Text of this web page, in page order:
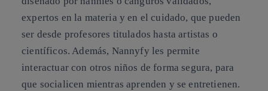
expertos en la materia y en el cuidado, que pueden
ser desde profesores titulados hasta artistas o
científicos. Además, Nannyfy les permite
interactuar con otros niños de forma segura, para
que socialicen mientras aprenden y se entretienen.